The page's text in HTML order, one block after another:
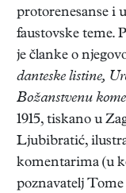
protorenesanse i
faustovske teme.
je članke o
danteske listine,
Božanstvenu
1915, tiskano u
Ljubibratić,
komentarima (u
poznavatelj